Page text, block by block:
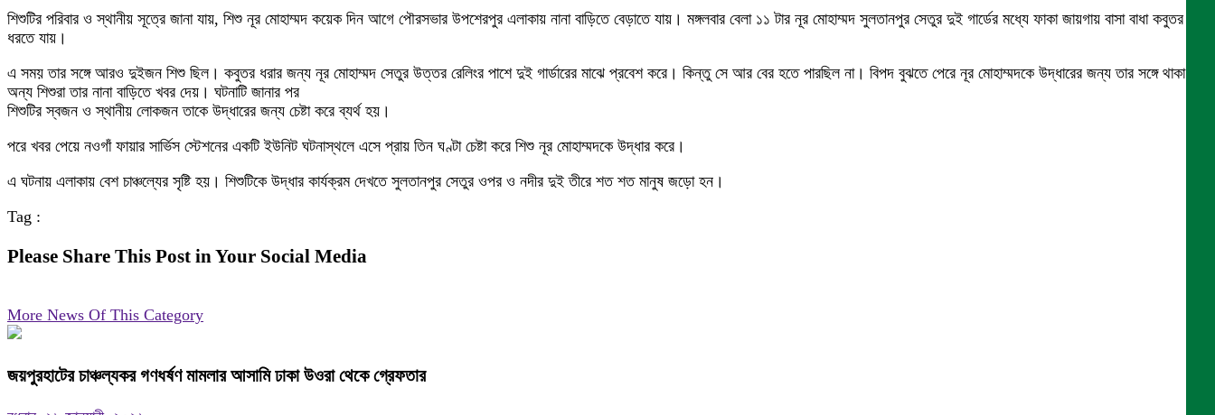
শিশুটির পরিবার ও স্থানীয় সূত্রে জানা যায়, শিশু নূর মোহাম্মদ কয়েক দিন আগে পৌরসভার উপশেরপুর এলাকায় নানা বাড়িতে বেড়াতে যায়। মঙ্গলবার বেলা ১১ টার নূর মোহাম্মদ সুলতানপুর সেতুর দুই গার্ডের মধ্যে ফাকা জায়গায় বাসা বাধা কবুতর
ধরতে যায়।
এ সময় তার সঙ্গে আরও দুইজন শিশু ছিল। কবুতর ধরার জন্য নূর মোহাম্মদ সেতুর উত্তর রেলিংর পাশে দুই গার্ডারের মাঝে প্রবেশ করে। কিন্তু সে আর বের হতে পারছিল না। বিপদ বুঝতে পেরে নূর মোহাম্মদকে উদ্ধারের জন্য তার সঙ্গে থাকা
অন্য শিশুরা তার নানা বাড়িতে খবর দেয়। ঘটনাটি জানার পর
শিশুটির স্বজন ও স্থানীয় লোকজন তাকে উদ্ধারের জন্য চেষ্টা করে ব্যর্থ হয়।
পরে খবর পেয়ে নওগাঁ ফায়ার সার্ভিস স্টেশনের একটি ইউনিট ঘটনাস্থলে এসে প্রায় তিন ঘণ্টা চেষ্টা করে শিশু নূর মোহাম্মদকে উদ্ধার করে।
এ ঘটনায় এলাকায় বেশ চাঞ্চল্যের সৃষ্টি হয়। শিশুটিকে উদ্ধার কার্যক্রম দেখতে সুলতানপুর সেতুর ওপর ও নদীর দুই তীরে শত শত মানুষ জড়ো হন।
Tag :
Please Share This Post in Your Social Media
More News Of This Category
জয়পুরহাটের চাঞ্চল্যকর গণধর্ষণ মামলার আসামি ঢাকা উওরা থেকে গ্রেফতার